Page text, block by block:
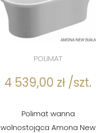
POLIMAT
4 539,00 zł /szt.
Polimat wanna
wolnostojąca Amona New